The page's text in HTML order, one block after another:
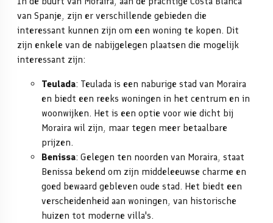
van Spanje, zijn er verschillende gebieden die
interessant kunnen zijn om een woning te kopen. Dit
zijn enkele van de nabijgelegen plaatsen die mogelijk
interessant zijn:
Teulada: Teulada is een naburige stad van Moraira
en biedt een reeks woningen in het centrum en in
woonwijken. Het is een optie voor wie dicht bij
Moraira wil zijn, maar tegen meer betaalbare
prijzen.
Benissa: Gelegen ten noorden van Moraira, staat
Benissa bekend om zijn middeleeuwse charme en
goed bewaard gebleven oude stad. Het biedt een
verscheidenheid aan woningen, van historische
huizen tot moderne villa's.